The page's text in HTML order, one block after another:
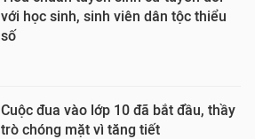
với học sinh, sinh viên dân tộc thiểu
số
Cuộc đua vào lớp 10 đã bắt đầu, thầy
trò chóng mặt vì tăng tiết